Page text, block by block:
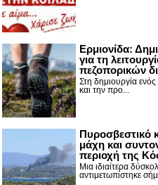
Ερμιονίδα:
για τη
πεζοπορικών
Στη δημιουργία
και την προ...
Πυροσβεστικό
μάχη και
περιοχή της
Μια ιδιαίτερα
αντιμετωπίστηκε